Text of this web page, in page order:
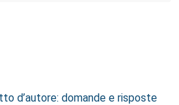
d’autore: domande e risposte